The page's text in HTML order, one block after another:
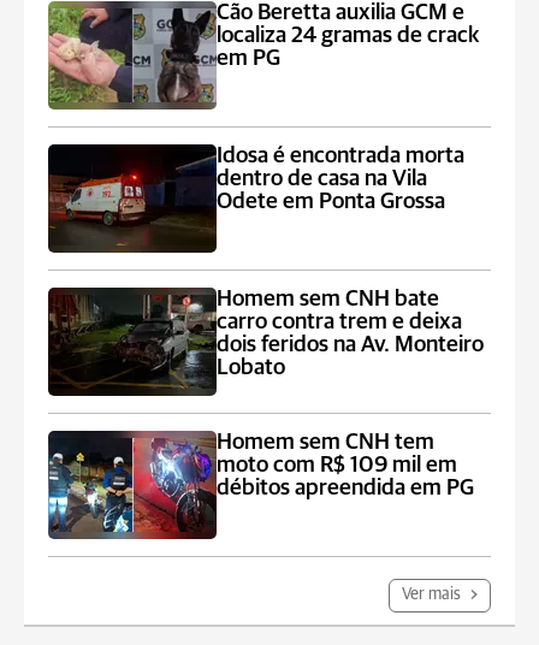
Cão Beretta auxilia GCM e
localiza 24 gramas de crack
em PG
Idosa é encontrada morta
dentro de casa na Vila
Odete em Ponta Grossa
Homem sem CNH bate
carro contra trem e deixa
dois feridos na Av. Monteiro
Lobato
Homem sem CNH tem
moto com R$ 109 mil em
débitos apreendida em PG
Ver mais